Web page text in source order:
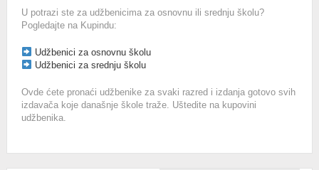
U potrazi ste za udžbenicima za osnovnu ili srednju školu?
Pogledajte na Kupindu:
Udžbenici za osnovnu školu
Udžbenici za srednju školu
Ovde ćete pronaći udžbenike za svaki razred i izdanja gotovo svih
izdavača koje današnje škole traže. Uštedite na kupovini
udžbenika.